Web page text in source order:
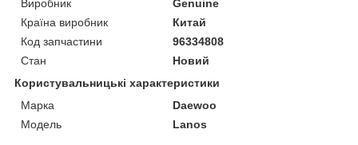
Виробник
Genuine
Країна виробник
Китай
Код запчастини
96334808
Стан
Новий
Користувальницькі характеристики
Марка
Daewoo
Модель
Lanos